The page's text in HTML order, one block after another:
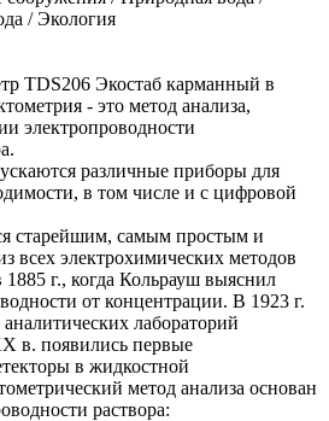
/ Экология
TDS206 Экостаб карманный в
- это метод анализа,
электропроводности
различные приборы для
в том числе и с цифровой
старейшим, самым простым и
всех электрохимических методов
г., когда Кольрауш выяснил
от концентрации. В 1923 г.
лабораторий
в. появились первые
в жидкостной
метод анализа основан
раствора: